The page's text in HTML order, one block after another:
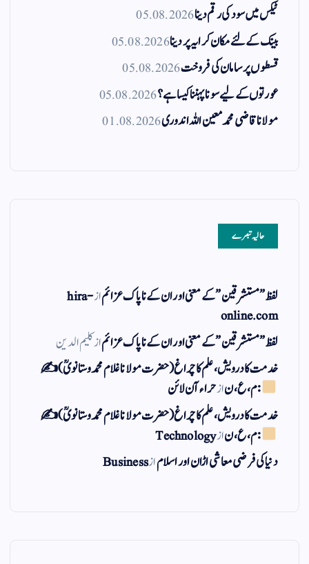
ٹیکس میں سود کی رقم دینا05.08.2026
بینک کے لئے مکان کرایہ پر دینا05.08.2026
قسطوں پر سامان کی فروخت05.08.2026
عورتوں کے لیے سونا پہننا کیسا ہے؟05.08.2026
مولانا قاضی محمد معین اللہ اندوری01.08.2026
حالیہ تبصرے
لفظ ” مستشرقین ” کے معنی اور ان کے نا پاک عزائمازhira-
online.com
لفظ ” مستشرقین ” کے معنی اور ان کے نا پاک عزائمازکلیم الدین
خدمت کا درویش، علم کا چراغ(حضرت مولانا غلام محمد وستانویؒ)✍
: م ، ع ، نازحراء آن لائن
خدمت کا درویش، علم کا چراغ(حضرت مولانا غلام محمد وستانویؒ)✍
: م ، ع ، نازTechnology
دنیا کی فرضی معاشی اڑان اور اسلامازBusiness